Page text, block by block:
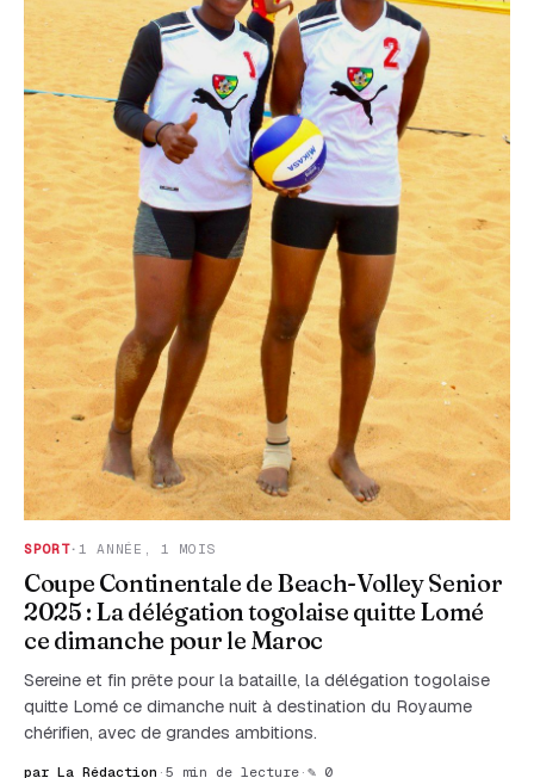
SPORT·1 ANNÉE, 1 MOIS
Coupe Continentale de Beach-Volley Senior
2025 : La délégation togolaise quitte Lomé
ce dimanche pour le Maroc
Sereine et fin prête pour la bataille, la délégation togolaise
quitte Lomé ce dimanche nuit à destination du Royaume
chérifien, avec de grandes ambitions.
par La Rédaction · 5 min de lecture · ✎ 0